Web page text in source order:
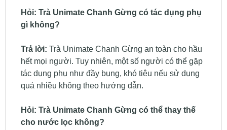
Hỏi: Trà Unimate Chanh Gừng có tác dụng phụ
gì không?
Trả lời: Trà Unimate Chanh Gừng an toàn cho hầu
hết mọi người. Tuy nhiên, một số người có thể gặp
tác dụng phụ như đầy bụng, khó tiêu nếu sử dụng
quá nhiều không theo hướng dẫn.
Hỏi: Trà Unimate Chanh Gừng có thể thay thế
cho nước lọc không?